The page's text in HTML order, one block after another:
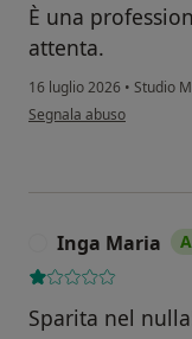
È una
attenta.
16 luglio 2026 • Studio
secondo l'opinione
Segnala abuso
Inga Maria
Sparita nel